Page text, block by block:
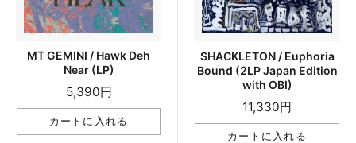
MT GEMINI / Hawk Deh
Near (LP)
5,390円
SHACKLETON / Euphoria
Bound (2LP Japan Edition
with OBI)
11,330円